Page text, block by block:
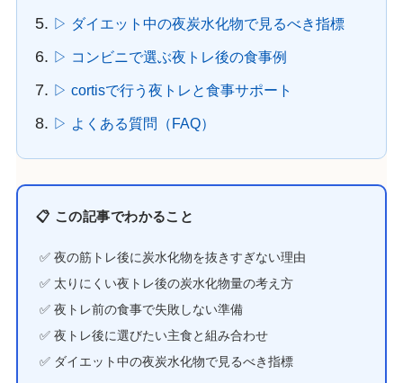
▷ ダイエット中の夜炭水化物で見るべき指標
▷ コンビニで選ぶ夜トレ後の食事例
▷ cortisで行う夜トレと食事サポート
▷ よくある質問（FAQ）
📋 この記事でわかること
✅ 夜の筋トレ後に炭水化物を抜きすぎない理由
✅ 太りにくい夜トレ後の炭水化物量の考え方
✅ 夜トレ前の食事で失敗しない準備
✅ 夜トレ後に選びたい主食と組み合わせ
✅ ダイエット中の夜炭水化物で見るべき指標